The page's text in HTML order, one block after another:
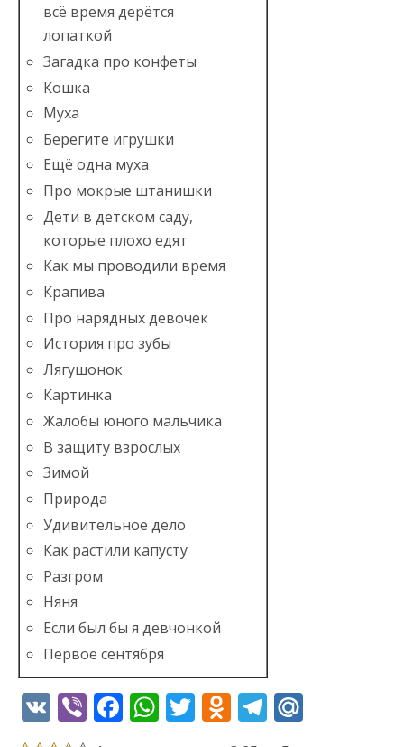
всё время дерётся
лопаткой
Загадка про конфеты
Кошка
Муха
Берегите игрушки
Ещё одна муха
Про мокрые штанишки
Дети в детском саду,
которые плохо едят
Как мы проводили время
Крапива
Про нарядных девочек
История про зубы
Лягушонок
Картинка
Жалобы юного мальчика
В защиту взрослых
Зимой
Природа
Удивительное дело
Как растили капусту
Разгром
Няня
Если был бы я девчонкой
Первое сентября
V
K
Vi
b
F W T O
d
T
el